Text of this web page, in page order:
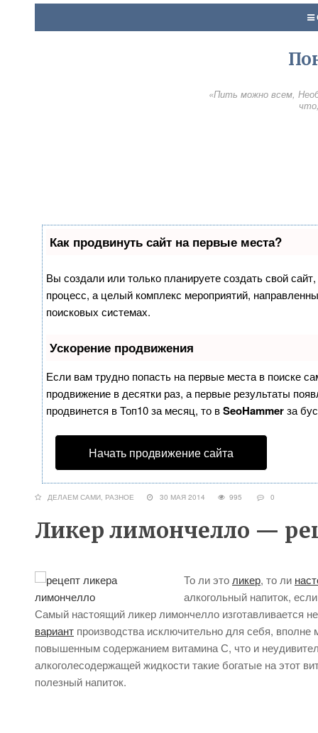
«Пить можно всем,
Как продвинуть сайт на первые места?
Вы создали или только планируете создать свой
процесс, а целый комплекс мероприятий,
поисковых системах.
Ускорение продвижения
Если вам трудно попасть на первые места в поиске
продвижение в десятки раз, а первые результаты
продвинется в Топ10 за месяц, то вSeoHammerза
Начать продвижение сайта
ДЕЛАЕМ САМИ, РАЗНОЕ 30 МАЯ 2014 995 0
Ликер лимончелло —
То ли это ликер, то ли
алкогольный напиток,
Самый настоящий ликер лимончелло изготавливается
вариант производства исключительно для себя,
повышенным содержанием витамина С, что и
алкоголесодержащей жидкости такие богатые на этот
полезный напиток.